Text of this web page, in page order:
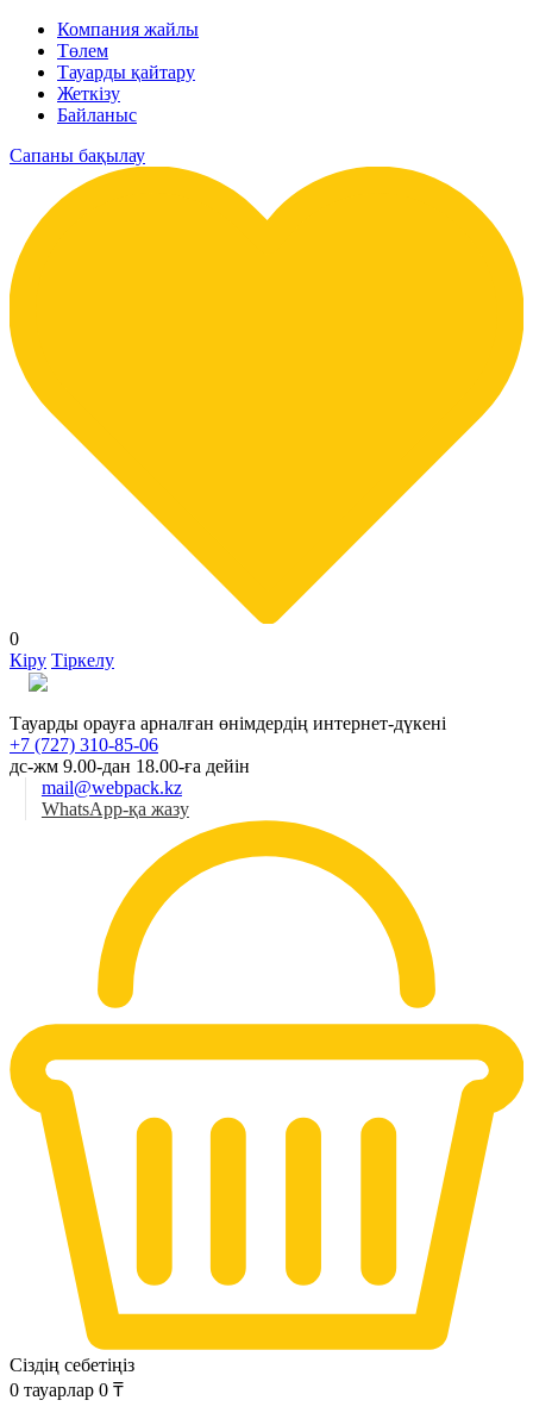
Компания жайлы
Төлем
Тауарды қайтару
Жеткізу
Байланыс
Сапаны бақылау
0
Кіру Тіркелу
Тауарды орауға арналған өнімдердің интернет-дүкені
+7 (727) 310-85-06
дс-жм 9.00-дан 18.00-ға дейін
mail@webpack.kz
WhatsApp-қа жазу
Сіздің себетіңіз
0 тауарлар 0 ₸